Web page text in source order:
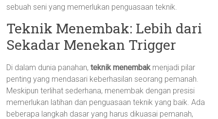
sebuah seni yang memerlukan penguasaan teknik.
Teknik Menembak: Lebih dari
Sekadar Menekan Trigger
Di dalam dunia panahan,teknik menembakmenjadi pilar
penting yang mendasari keberhasilan seorang pemanah.
Meskipun terlihat sederhana, menembak dengan presisi
memerlukan latihan dan penguasaan teknik yang baik. Ada
beberapa langkah dasar yang harus dikuasai pemanah,